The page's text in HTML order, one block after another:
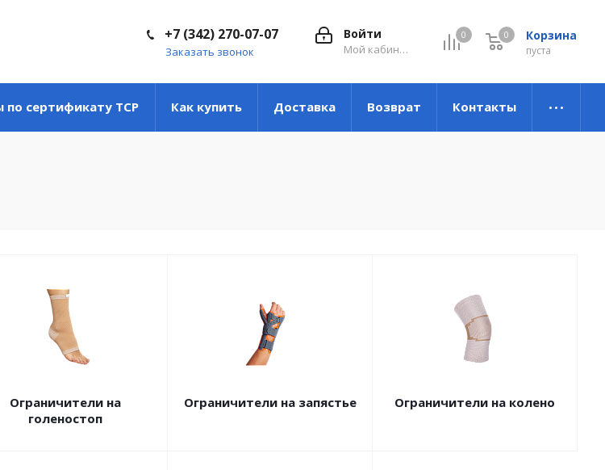
0 Корзина
0
пуста
0
Войти
Мой кабинет
+7 (342) 270-07-07
Заказать звонок
по сертификату ТСР Как купить Доставка Возврат Контакты
Ограничители на
голеностоп
Ограничители на запястье Ограничители на колено